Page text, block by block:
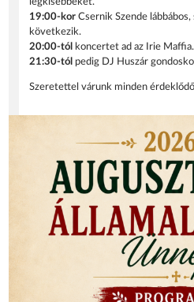
19:00-korCsernik Szende
következik.
20:00-tól
koncertet ad az Irie Maffia.
21:30-tól pedig DJ Huszár
Szeretettel várunk minden